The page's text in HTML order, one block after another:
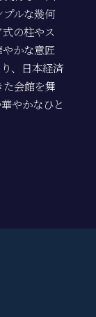
ルな幾何
の柱やス
かな意匠
、日本経済
会館を舞
やかなひと